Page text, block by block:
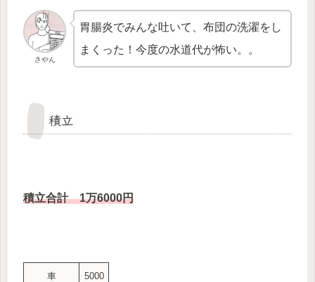
さやん
胃腸炎でみんな吐いて、布団の洗濯をし
まくった！今度の水道代が怖い。。
積立
積立合計 1万6000円
車 5000